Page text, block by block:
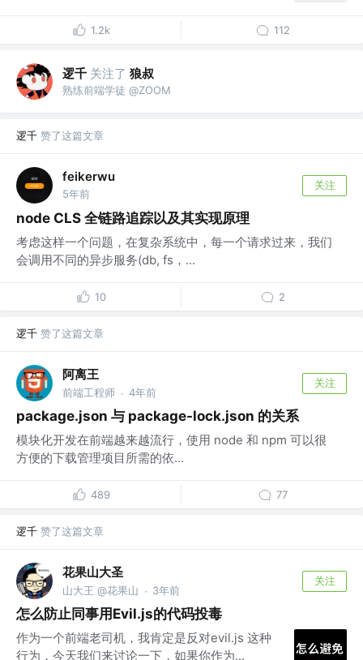
1.2k 112
逻千 关注了 狼叔
熟练前端学徒 @ZOOM
逻千 赞了这篇文章
feikerwu
5年前
关注
node CLS 全链路追踪以及其实现原理
考虑这样一个问题，在复杂系统中，每一个请求过来，我们
会调用不同的异步服务(db, fs，...
10 2
逻千 赞了这篇文章
阿离王
前端工程师 · 4年前
关注
package.json 与 package-lock.json 的关系
模块化开发在前端越来越流行，使用 node 和 npm 可以很
方便的下载管理项目所需的依...
489 77
逻千 赞了这篇文章
花果山大圣
山大王 @花果山 · 3年前
关注
怎么防止同事用Evil.js的代码投毒
作为一个前端老司机，我肯定是反对evil.js 这种
行为，今天我们来讨论一下，如果你作为...